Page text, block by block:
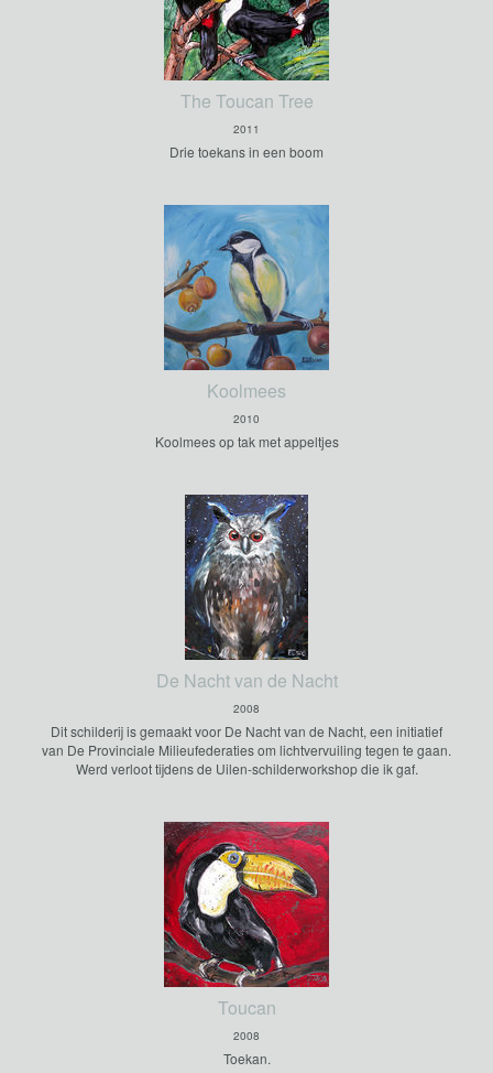
The Toucan Tree
2011
Drie toekans in een boom
Koolmees
2010
Koolmees op tak met appeltjes
De Nacht van de Nacht
2008
Dit schilderij is gemaakt voor De Nacht van de Nacht, een initiatief
van De Provinciale Milieufederaties om lichtvervuiling tegen te gaan.
Werd verloot tijdens de Uilen-schilderworkshop die ik gaf.
Toucan
2008
Toekan.